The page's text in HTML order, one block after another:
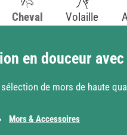
Cheval Volaille
en douceur avec
de mors de haute
Mors & Accessoires